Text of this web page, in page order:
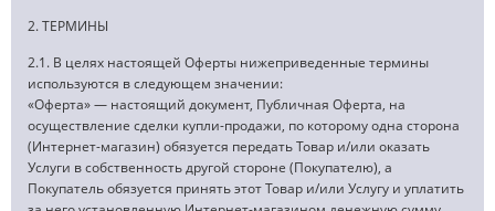
2. ТЕРМИНЫ
2.1. В целях настоящей Оферты нижеприведенные термины
используются в следующем значении:
«Оферта» — настоящий документ, Публичная Оферта, на
осуществление сделки купли-продажи, по которому одна сторона
(Интернет-магазин) обязуется передать Товар и/или оказать
Услуги в собственность другой стороне (Покупателю), а
Покупатель обязуется принять этот Товар и/или Услугу и уплатить